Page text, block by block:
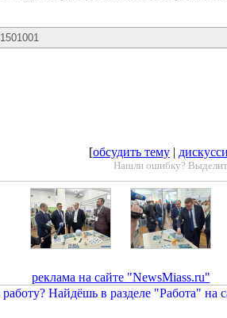
[обсудить тему |
Нашли ошибку?
реклама на сайте "NewsMiass.ru"